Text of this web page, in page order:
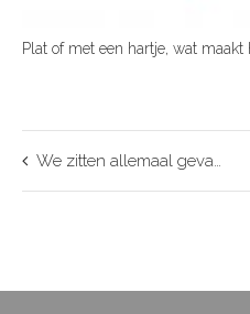
Plat of met een hartje, wat maakt
We zitten allemaal gevangen in onze sociale context